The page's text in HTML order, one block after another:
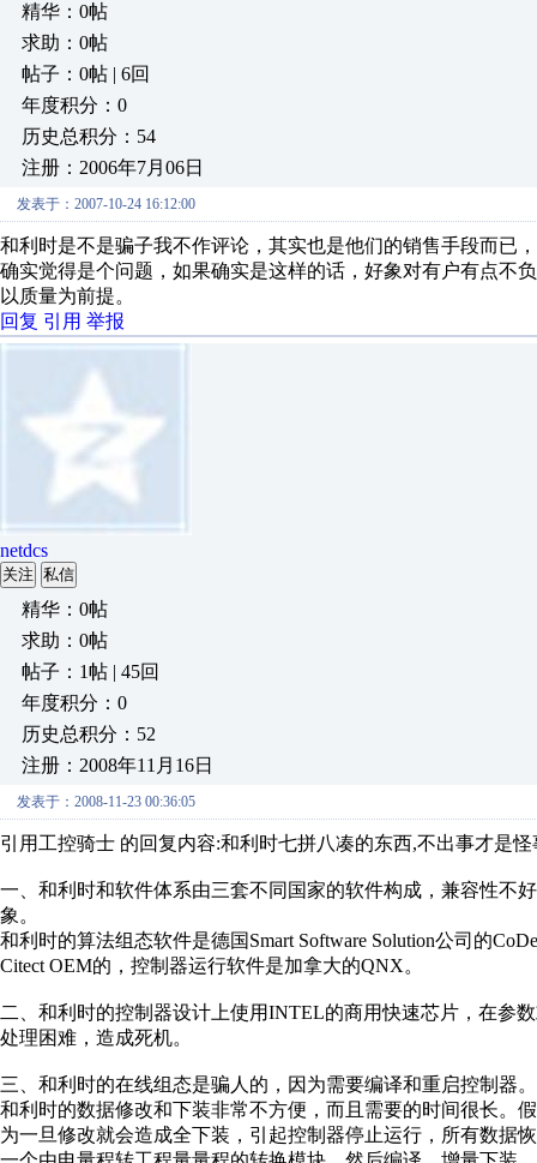
精华：0帖
求助：0帖
帖子：0帖 | 6回
年度积分：0
历史总积分：54
注册：2006年7月06日
发表于：2007-10-24 16:12:00
和利时是不是骗子我不作评论，其实也是他们的销售手段而已
确实觉得是个问题，如果确实是这样的话，好象对有户有点不
以质量为前提。
回复 引用 举报
netdcs
关注 私信
精华：0帖
求助：0帖
帖子：1帖 | 45回
年度积分：0
历史总积分：52
注册：2008年11月16日
发表于：2008-11-23 00:36:05
引用工控骑士 的回复内容:和利时七拼八凑的东西,不出事才是
一、和利时和软件体系由三套不同国家的软件构成，兼容性不
象。
和利时的算法组态软件是德国Smart Software Solution公司的
Citect OEM的，控制器运行软件是加拿大的QNX。
二、和利时的控制器设计上使用INTEL的商用快速芯片，在参
处理困难，造成死机。
三、和利时的在线组态是骗人的，因为需要编译和重启控制器。
和利时的数据修改和下装非常不方便，而且需要的时间很长。
为一旦修改就会造成全下装，引起控制器停止运行，所有数据